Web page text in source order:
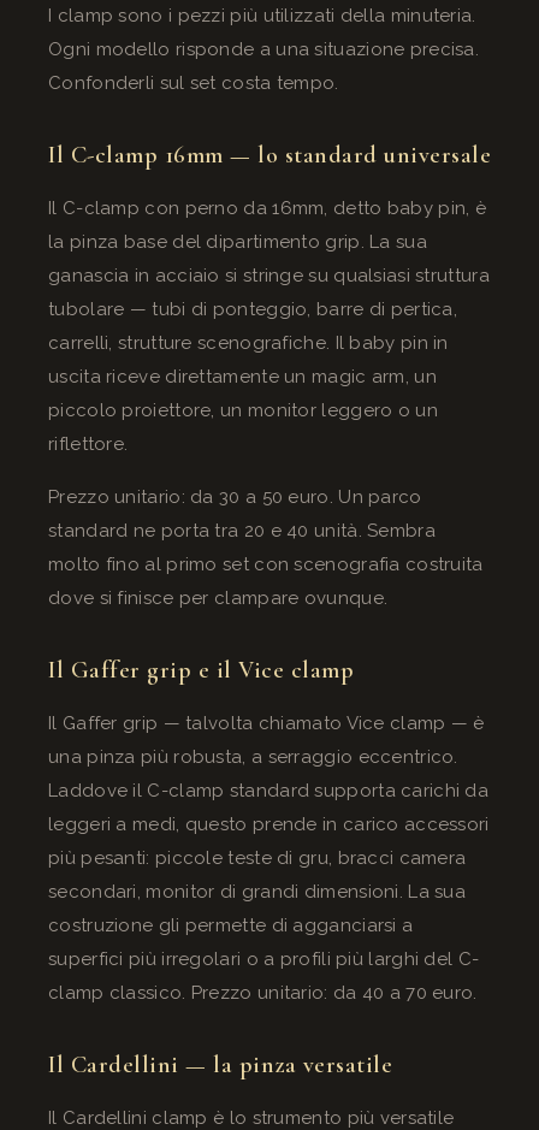
I clamp sono i pezzi più utilizzati della minuteria.
Ogni modello risponde a una situazione precisa.
Confonderli sul set costa tempo.
Il C-clamp 16mm — lo standard universale
Il C-clamp con perno da 16mm, detto baby pin, è
la pinza base del dipartimento grip. La sua
ganascia in acciaio si stringe su qualsiasi struttura
tubolare — tubi di ponteggio, barre di pertica,
carrelli, strutture scenografiche. Il baby pin in
uscita riceve direttamente un magic arm, un
piccolo proiettore, un monitor leggero o un
riflettore.
Prezzo unitario: da 30 a 50 euro. Un parco
standard ne porta tra 20 e 40 unità. Sembra
molto fino al primo set con scenografia costruita
dove si finisce per clampare ovunque.
Il Gaffer grip e il Vice clamp
Il Gaffer grip — talvolta chiamato Vice clamp — è
una pinza più robusta, a serraggio eccentrico.
Laddove il C-clamp standard supporta carichi da
leggeri a medi, questo prende in carico accessori
più pesanti: piccole teste di gru, bracci camera
secondari, monitor di grandi dimensioni. La sua
costruzione gli permette di agganciarsi a
superfici più irregolari o a profili più larghi del C-
clamp classico. Prezzo unitario: da 40 a 70 euro.
Il Cardellini — la pinza versatile
Il Cardellini clamp è lo strumento più versatile